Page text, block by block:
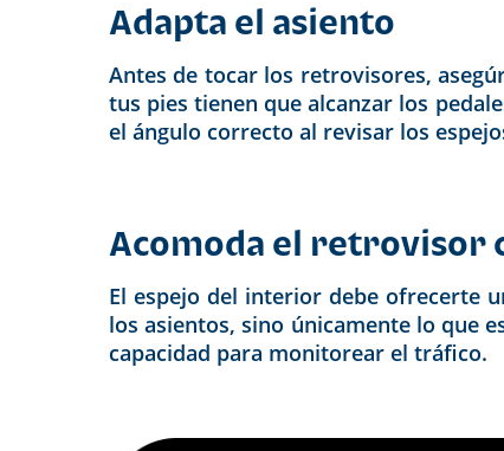
Adapta el asiento
Antes de tocar los retrovisores,
tus pies tienen que alcanzar los
el ángulo correcto al revisar los
Acomoda el retrovisor
El espejo del interior debe ofrecerte
los asientos, sino únicamente lo que
capacidad para monitorear el tráfico.